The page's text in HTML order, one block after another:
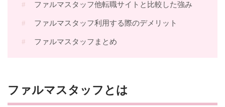
ファルマスタッフ他転職サイトと比較した強み
ファルマスタッフ利用する際のデメリット
ファルマスタッフまとめ
ファルマスタッフとは